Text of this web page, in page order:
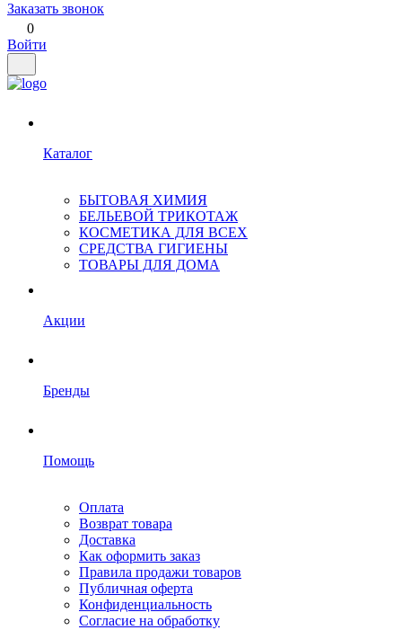
Заказать звонок
0
Войти
Каталог
БЫТОВАЯ ХИМИЯ
БЕЛЬЕВОЙ ТРИКОТАЖ
КОСМЕТИКА ДЛЯ ВСЕХ
СРЕДСТВА ГИГИЕНЫ
ТОВАРЫ ДЛЯ ДОМА
Акции
Бренды
Помощь
Оплата
Возврат товара
Доставка
Как оформить заказ
Правила продажи товаров
Публичная оферта
Конфиденциальность
Согласие на обработку